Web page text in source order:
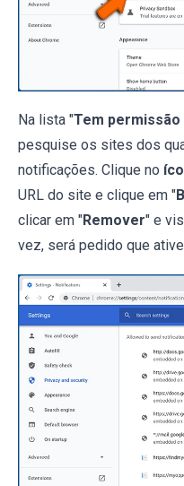
Na lista "Tem
pesquise os sites dos
notificações. Clique no
URL do site e clique em "
clicar em "Remover" e
vez, será pedido que